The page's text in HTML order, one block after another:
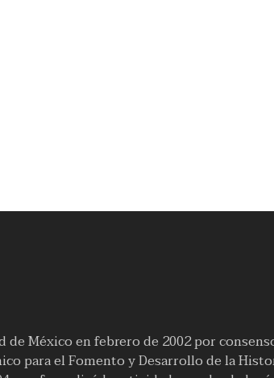
de México en febrero de 2002 por
para el Fomento y Desarrollo de la